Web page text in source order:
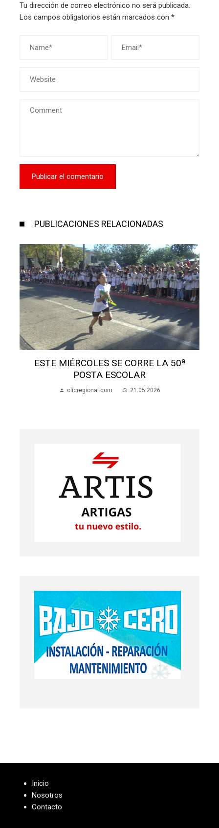
Tu dirección de correo electrónico no será publicada.
Los campos obligatorios están marcados con *
PUBLICACIONES RELACIONADAS
ESTE MIÉRCOLES SE CORRE LA 50ª
POSTA ESCOLAR
clicregional.com 21.05.2026
Inicio
Nosotros
Contacto